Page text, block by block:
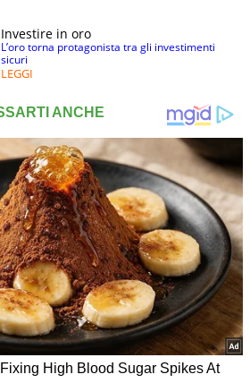
Investire in oro
L’oro torna protagonista tra gli investimenti
sicuri
LEGGI